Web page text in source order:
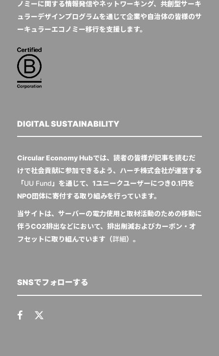
ノミーに関する情報発信やネットワーキング、共創型サーキ
ュラーデザインプログラムを通じて企業や自治体の皆様のサ
ーキュラーエコノミー移行を支援します。
DIGITAL SUSTAINABILITY
Circular Economy Hubでは、読者の皆様が記事を読むだ
けで社会貢献に参加できるよう、ハーチ株式会社が運営する
「UU Fund 」を通じて、1ユニークユーザーにつき0.1円を
NPO団体に寄付する取り組みを行っています。
当サイトは、サーバーの電力使用と取材活動のための移動に
伴うCO2排出などにおいて、排出削減およびカーボン・オ
フセットに取り組んでいます（詳細）。
SNSでフォローする